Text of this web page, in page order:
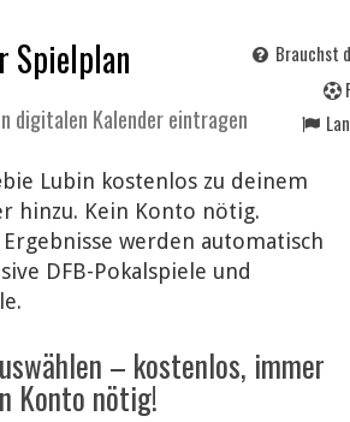
Spielplan
digitalen Kalender eintragen
Brauchst
Lubin kostenlos zu deinem
hinzu. Kein Konto nötig.
werden automatisch
DFB-Pokalspiele und
– kostenlos, immer
Konto nötig!